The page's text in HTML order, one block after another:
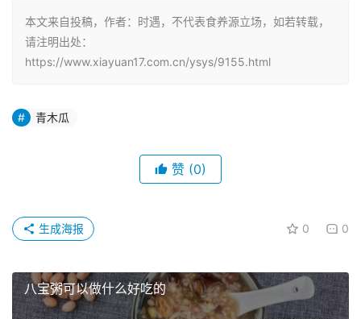
本文来自投稿，作者：时遇，不代表食养源立场，如若转载，
请注明出处：
https://www.xiayuan17.com.cn/ysys/9155.html
青木瓜
赞 (0)
0 0
生成海报
八宝粥可以做什么好吃的